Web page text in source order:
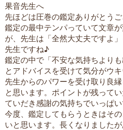
果音先生へ
先ほどは圧巻の鑑定ありがとう
鑑定の最中テンパっていて文章
が、先生は「全然大丈夫ですよ
先生ですね♪
鑑定の中で「不安な気持ちより
とアドバイスを受けて気分がウキ
先生からのパワーを受け取り良
と思います。ポイントが残って
ていだき感謝の気持ちでいっぱ
今度、鑑定してもらうときはそ
いと思います。長くなりましたが